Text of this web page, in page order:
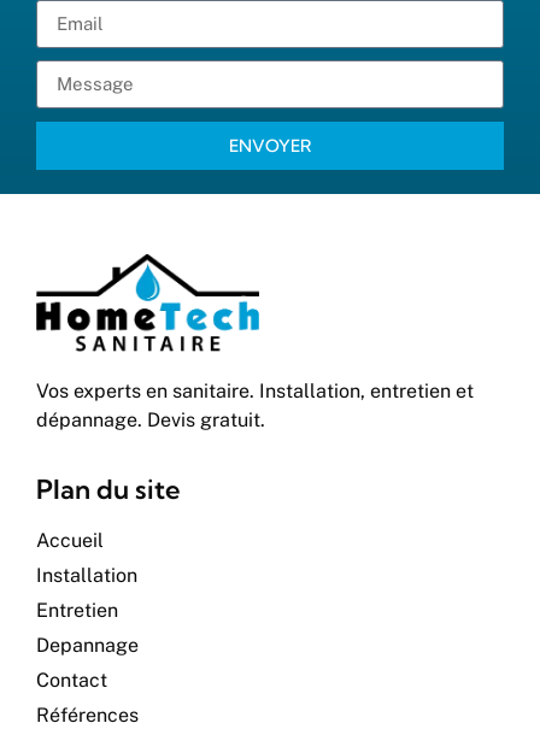
ENVOYER
Vos experts en sanitaire. Installation, entretien et
dépannage. Devis gratuit.
Plan du site
Accueil
Installation
Entretien
Depannage
Contact
Références